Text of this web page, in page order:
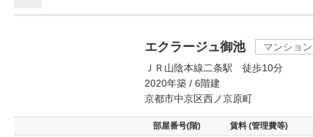
エクラージュ御池
マンション
ＪＲ山陰本線二条駅 徒歩10分
2020年築 / 6階建
京都市中京区西ノ京原町
部屋番号(階) 賃料 (管理費等)